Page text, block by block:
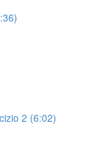
2 (6:02)